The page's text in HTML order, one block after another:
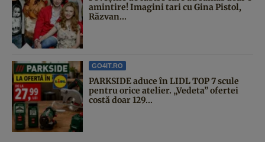
amintire! Imagini tari cu Gina Pistol,
Răzvan...
GO4IT.RO
PARKSIDE aduce în LIDL TOP 7 scule
pentru orice atelier. „Vedeta” ofertei
costă doar 129...